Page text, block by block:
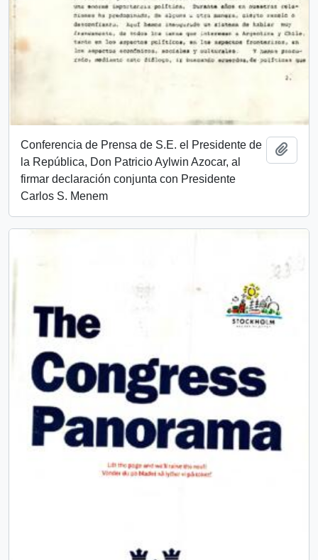
Conferencia de Prensa de S.E. el Presidente de
la República, Don Patricio Aylwin Azocar, al
firmar declaración conjunta con Presidente
Carlos S. Menem